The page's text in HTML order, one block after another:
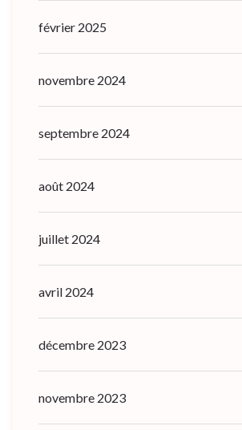
février 2025
novembre 2024
septembre 2024
août 2024
juillet 2024
avril 2024
décembre 2023
novembre 2023